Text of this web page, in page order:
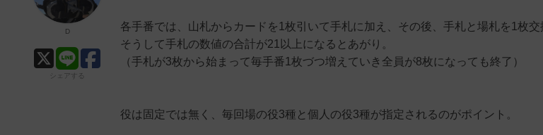
各手番では、山札からカードを1枚引いて手札に加え、その後、手札と場札を1枚交
そうして手札の数値の合計が21以上になるとあがり。
（手札が3枚から始まって毎手番1枚づつ増えていき全員が8枚になっても終了）
役は固定では無く、毎回場の役3種と個人の役3種が指定されるのがポイント。
D
シェアする